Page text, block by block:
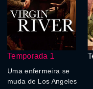
Temporada 1
Uma enfermeira se
muda de Los Angeles